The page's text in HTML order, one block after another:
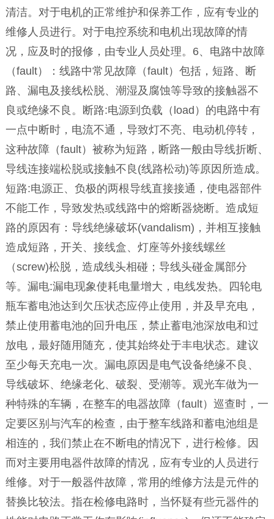
清洁。对于电机的正常维护和保养工作，应有专业的
维修人员进行。对于电控系统和电机出现故障的情
况，应及时的报修，由专业人员处理。6、电路中故障
（fault）：线路中常见故障（fault）包括，短路、断
路、漏电及接线松脱、潮湿及腐蚀等导致的接触器不
良或绝缘不良。断路:电源到负载（load）的电路中有
一点中断时，电流不通，导致灯不亮、电动机停转，
这种故障（fault）被称为短路，断路一般由导线折断、
导线连接端松脱或接触不良(线路松动)等原因所造成。
短路:电源正、负极的两根导线直接接通，使电器部件
不能工作，导致发热或线路中的熔断器烧断。造成短
路的原因有：导线绝缘破坏(vandalism)，并相互接触
造成短路，开关、接线盒、灯座等外接线螺丝
（screw)松脱，造成线头相碰；导线头碰金属部分
等。漏电:漏电现象使耗电量增大，电线发热。四轮电
瓶车蓄电池达到欠压状态应停止使用，并及早充电，
禁止使用蓄电池的回升电压，禁止蓄电池深放电和过
放电，最好随用随充，使其始终处于丰电状态。建议
至少每天充电一次。漏电原因是电气设备绝缘不良、
导线破坏、绝缘老化、破裂、受潮等。观光车做为一
种特殊的车辆，在整车的电器故障（fault）巡查时，一
定要区别与汽车的检查，由于整车线路和蓄电池组是
相连的，我们禁止在不断电的情况下，进行检修。因
而对主要用电器件故障的情况，应有专业的人员进行
维修。对于一般器件故障，常用的维修方法是元件的
替换比较法。指在检修电路时，当怀疑有些元器件的